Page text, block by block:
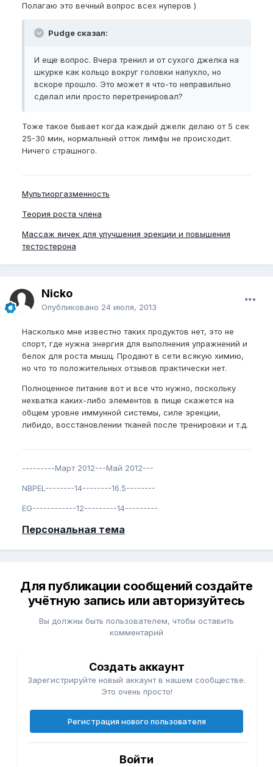
Полагаю это вечный вопрос всех нуперов )
Pudge сказал:
И еще вопрос. Вчера тренил и от сухого джелка на
шкурке как кольцо вокруг головки напухло, но
вскоре прошло. Это может я что-то неправильно
сделал или просто перетренировал?
Тоже такое бывает когда каждый джелк делаю от 5 сек
25-30 мин, нормальный отток лимфы не происходит.
Ничего страшного.
Мультиоргазменность
Теория роста члена
Массаж яичек для улучшения эрекции и повышения
тестостерона
Nicko
Опубликовано 24 июля, 2013
Насколько мне известно таких продуктов нет, это не
спорт, где нужна энергия для выполнения упражнений и
белок для роста мышц. Продают в сети всякую химию,
но что то положительных отзывов практически нет.
Полноценное питание вот и все что нужно, поскольку
нехватка каких-либо элементов в пище скажется на
общем уровне иммунной системы, силе эрекции,
либидо, восстановлении тканей после тренировки и т.д.
---------Март 2012---Май 2012---
NBPEL--------14--------16.5--------
EG------------12---------14---------
Персональная тема
Для публикации сообщений создайте
учётную запись или авторизуйтесь
Вы должны быть пользователем, чтобы оставить
комментарий
Создать аккаунт
Зарегистрируйте новый аккаунт в нашем сообществе.
Это очень просто!
Регистрация нового пользователя
Войти